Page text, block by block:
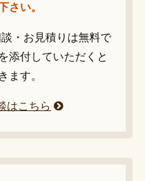
さい。
・お見積りは無料で
添付していただくと
ます。
はこちら